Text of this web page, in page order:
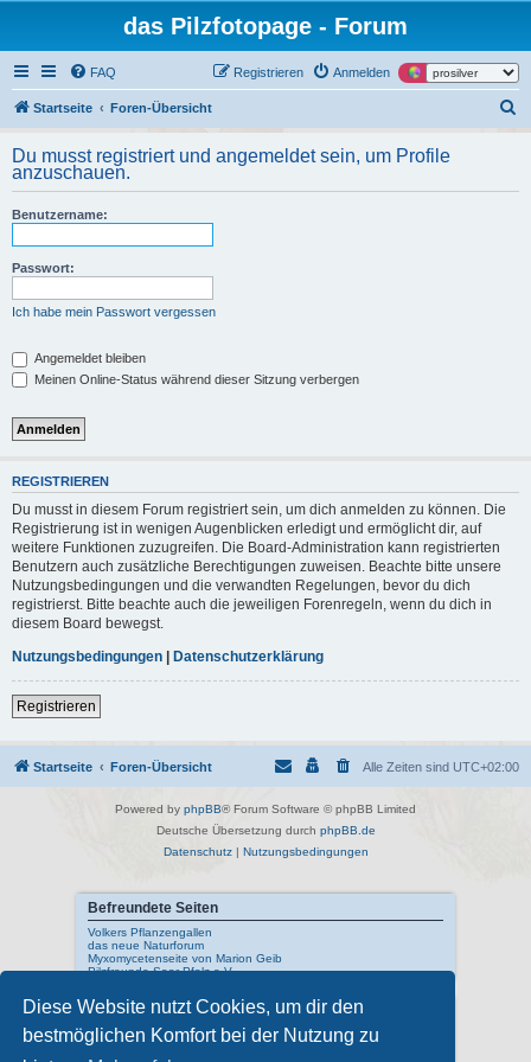
Diese Website nutzt Cookies, um dir den
bestmöglichen Komfort bei der Nutzung zu
das Pilzfotopage - Forum
FAQ Anmelden
Registrieren
Startseite Foren-Übersicht
u
h
Du musst registriert und angemeldet sein, um Profile
anzuschauen.
Benutzername:
Passwort:
Ich habe mein Passwort vergessen
Angemeldet bleiben
Meinen Online-Status während dieser Sitzung verbergen
REGISTRIEREN
Du musst in diesem Forum registriert sein, um dich anmelden zu können. Die
Registrierung ist in wenigen Augenblicken erledigt und ermöglicht dir, auf
weitere Funktionen zuzugreifen. Die Board-Administration kann registrierten
Benutzern auch zusätzliche Berechtigungen zuweisen. Beachte bitte unsere
Nutzungsbedingungen und die verwandten Regelungen, bevor du dich
registrierst. Bitte beachte auch die jeweiligen Forenregeln, wenn du dich in
diesem Board bewegst.
Nutzungsbedingungen | Datenschutzerklärung
Registrieren
Startseite Foren-Übersicht Alle Zeiten sind UTC+02:00
Powered by phpBB® Forum Software © phpBB Limited
Deutsche Übersetzung durch phpBB.de
Datenschutz| Nutzungsbedingungen
Befreundete Seiten
Volkers Pflanzengallen
das neue Naturforum
Myxomycetenseite von Marion Geib
Pilzfreunde Saar-Pfalz e.V.
Interne Links
Mykologisches Lexikon
meine Naturfotos